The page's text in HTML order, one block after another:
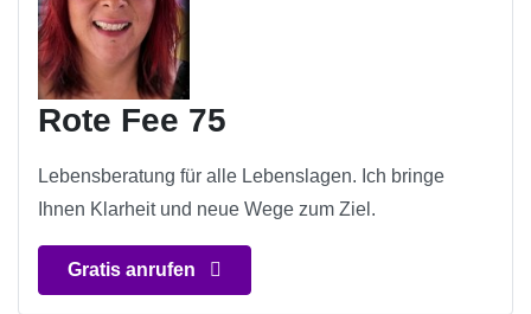
Rote Fee 75
Lebensberatung für alle Lebenslagen. Ich bringe
Ihnen Klarheit und neue Wege zum Ziel.
Gratis anrufen